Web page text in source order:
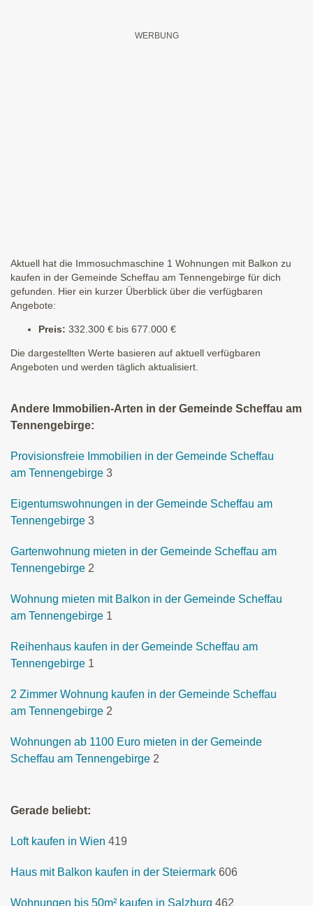
Aktuell hat die Immosuchmaschine 1 Wohnungen mit Balkon zu
kaufen in der Gemeinde Scheffau am Tennengebirge für dich
gefunden. Hier ein kurzer Überblick über die verfügbaren
Angebote:
Preis: 332.300 € bis 677.000 €
Die dargestellten Werte basieren auf aktuell verfügbaren
Angeboten und werden täglich aktualisiert.
Andere Immobilien-Arten in der Gemeinde Scheffau am
Tennengebirge:
Provisionsfreie Immobilien in der Gemeinde Scheffau
am Tennengebirge 3
Eigentumswohnungen in der Gemeinde Scheffau am
Tennengebirge 3
Gartenwohnung mieten in der Gemeinde Scheffau am
Tennengebirge 2
Wohnung mieten mit Balkon in der Gemeinde Scheffau
am Tennengebirge 1
Reihenhaus kaufen in der Gemeinde Scheffau am
Tennengebirge 1
2 Zimmer Wohnung kaufen in der Gemeinde Scheffau
am Tennengebirge 2
Wohnungen ab 1100 Euro mieten in der Gemeinde
Scheffau am Tennengebirge 2
Gerade beliebt:
Loft kaufen in Wien 419
Haus mit Balkon kaufen in der Steiermark 606
Wohnungen bis 50m² kaufen in Salzburg 462